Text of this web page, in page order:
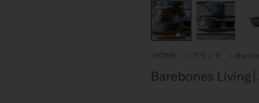
HOME ブランド
Barebones Living｜